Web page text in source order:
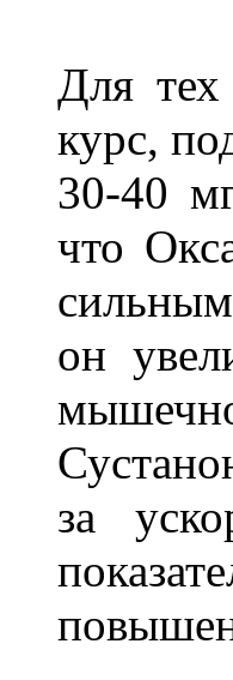
Для
курс,
30-40
что
он
за